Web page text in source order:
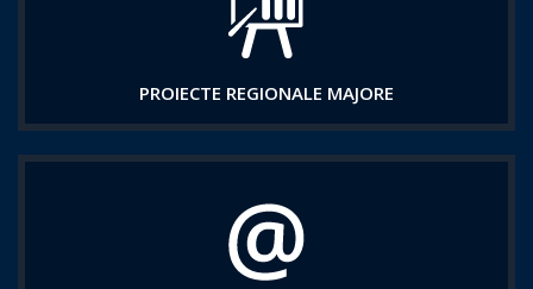
PROIECTE REGIONALE MAJORE